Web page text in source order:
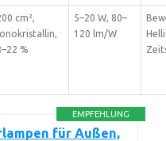
cm²,
%
5–20 W, 80–
120 lm/W
EMPFEHLUNG
für Außen,